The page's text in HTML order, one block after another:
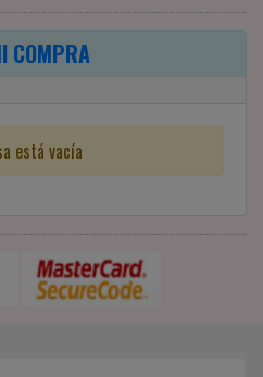
COMPRA
está vacía